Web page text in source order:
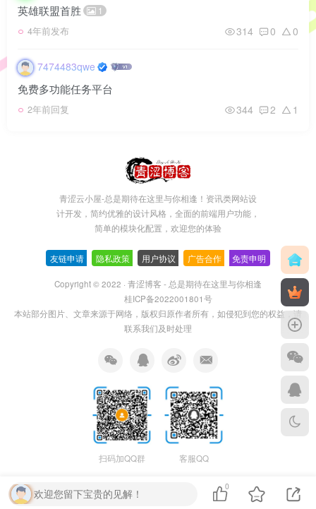
英雄联盟首胜 1
4年前发布 314 0 0
7474483qwe
免费多功能任务平台
2年前回复 344 2 1
青涩云小屋-总是期待在这里与你相逢！资讯类网站设
计开发，简约优雅的设计风格，全面的前端用户功能，
简单的模块化配置，欢迎您的体验
友链申请 隐私政策 用户协议 广告合作 免责申明
Copyright © 2022 · 青涩博客 - 总是期待在这里与你相逢
桂ICP备2022001801号
本站部分图片、文章来源于网络，版权归原作者所有，如侵犯到您的权益，请
联系我们及时处理
扫码加QQ群 客服QQ
欢迎您留下宝贵的见解！
0